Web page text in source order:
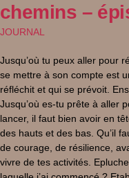
chemins –
JOURNAL
Jusqu’où tu peux aller pour
se mettre à son compte est
réfléchit et qui se prévoit.
Jusqu’où es-tu prête à aller
lancer, il faut bien avoir en
des hauts et des bas. Qu’il
de courage, de résilience,
vivre de tes activités.